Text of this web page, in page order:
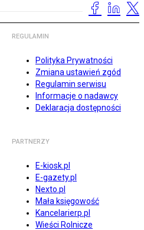
REGULAMIN
Polityka Prywatności
Zmiana ustawień zgód
Regulamin serwisu
Informacje o nadawcy
Deklaracja dostępności
PARTNERZY
E-kiosk.pl
E-gazety.pl
Nexto.pl
Mała księgowość
Kancelarierp.pl
Wieści Rolnicze